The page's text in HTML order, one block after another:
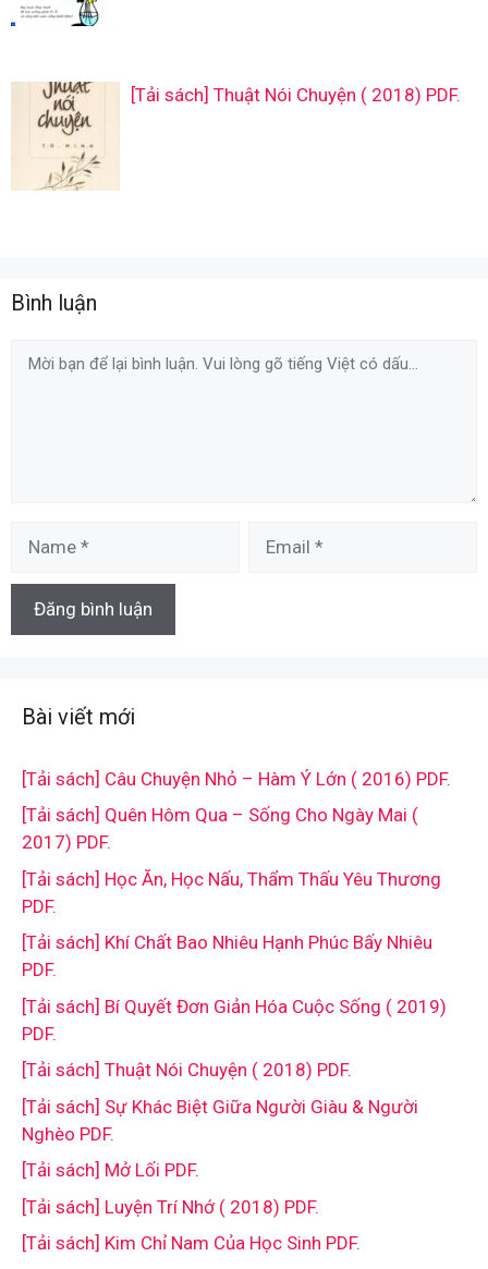
[Tải sách] Thuật Nói Chuyện ( 2018) PDF.
Bình luận
Comment
Bài viết mới
[Tải sách] Câu Chuyện Nhỏ – Hàm Ý Lớn ( 2016) PDF.
[Tải sách] Quên Hôm Qua – Sống Cho Ngày Mai (
2017) PDF.
[Tải sách] Học Ăn, Học Nấu, Thẩm Thấu Yêu Thương
PDF.
[Tải sách] Khí Chất Bao Nhiêu Hạnh Phúc Bấy Nhiêu
PDF.
[Tải sách] Bí Quyết Đơn Giản Hóa Cuộc Sống ( 2019)
PDF.
[Tải sách] Thuật Nói Chuyện ( 2018) PDF.
[Tải sách] Sự Khác Biệt Giữa Người Giàu & Người
Nghèo PDF.
[Tải sách] Mở Lối PDF.
[Tải sách] Luyện Trí Nhớ ( 2018) PDF.
[Tải sách] Kim Chỉ Nam Của Học Sinh PDF.